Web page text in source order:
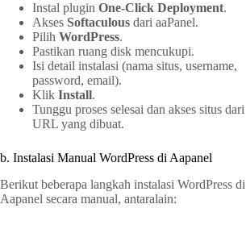
Instal plugin One-Click Deployment.
Akses Softaculous dari aaPanel.
Pilih WordPress.
Pastikan ruang disk mencukupi.
Isi detail instalasi (nama situs, username,
password, email).
Klik Install.
Tunggu proses selesai dan akses situs dari
URL yang dibuat.
b. Instalasi Manual WordPress di Aapanel
Berikut beberapa langkah instalasi WordPress di
Aapanel secara manual, antaralain: